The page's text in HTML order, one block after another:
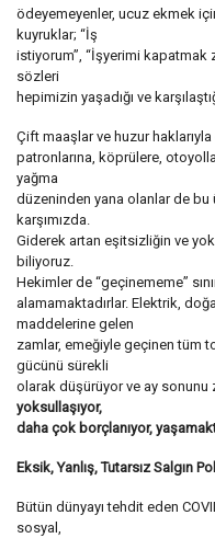
ödeyemeyenler, ucuz ekmek
kuyruklar; “İş
istiyorum”, “İşyerimi kapatmak
sözleri
hepimizin yaşadığı ve
Çift maaşlar ve huzur
patronlarına, köprülere,
yağma
düzeninden yana olanlar de
karşımızda.
Giderek artan eşitsizliğin ve
biliyoruz.
Hekimler de “geçinememe”
alamamaktadırlar. Elektrik,
maddelerine gelen
zamlar, emeğiyle geçinen tüm
gücünü sürekli
olarak düşürüyor ve ay sonunu
yoksullaşıyor,
daha çok borçlanıyor,
Eksik, Yanlış, Tutarsız Salgın
Bütün dünyayı tehdit eden
sosyal,